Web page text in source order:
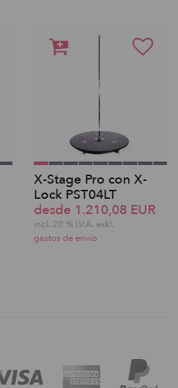
X-Stage Pro con X-
Lock PST04LT
desde 1.210,08 EUR
incl. 20 % I.V.A. exkl.
gastos de envio